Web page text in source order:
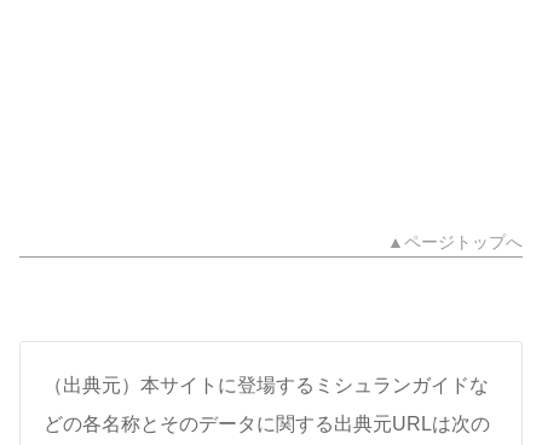
▲ページトップへ
（出典元）本サイトに登場するミシュランガイドな
どの各名称とそのデータに関する出典元URLは次の